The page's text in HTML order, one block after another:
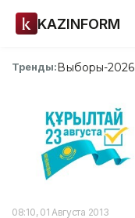
KAZINFORM
Тренды:Выборы-2026
08:10, 01 Августа 2013